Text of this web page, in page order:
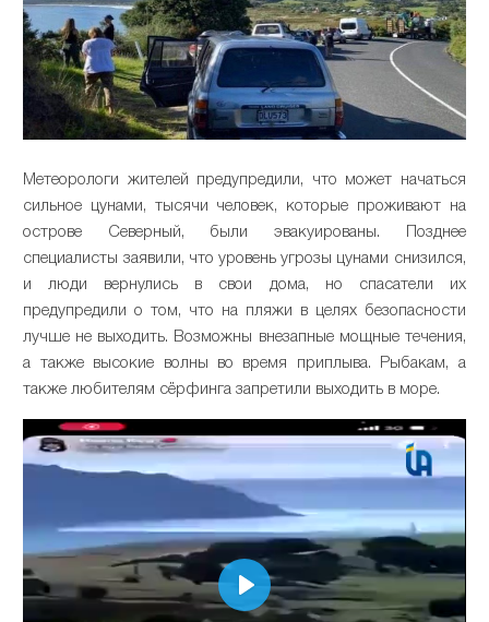
Метеорологи жителей предупредили, что может начаться
сильное цунами, тысячи человек, которые проживают на
острове Северный, были эвакуированы. Позднее
специалисты заявили, что уровень угрозы цунами снизился,
и люди вернулись в свои дома, но спасатели их
предупредили о том, что на пляжи в целях безопасности
лучше не выходить. Возможны внезапные мощные течения,
а также высокие волны во время приплыва. Рыбакам, а
также любителям сёрфинга запретили выходить в море.
Play